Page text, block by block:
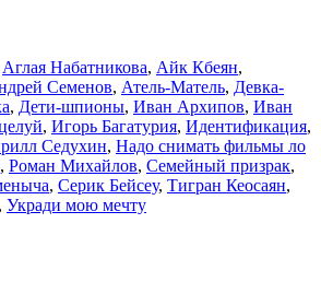
Аглая Набатникова, Айк Кбеян,
Семенов, Атель-Матель, Девка-
, Дети-шпионы, Иван Архипов, Иван
, Игорь Багатурия, Идентификация,
Седухин, Надо снимать фильмы ло
, Роман Михайлов, Семейный призрак,
, Серик Бейсеу, Тигран Кеосаян,
, Укради мою мечту